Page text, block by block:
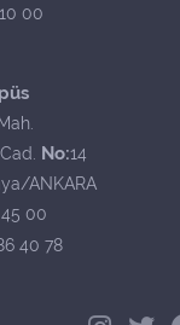
00
No:14
ANKARA
00
40 78